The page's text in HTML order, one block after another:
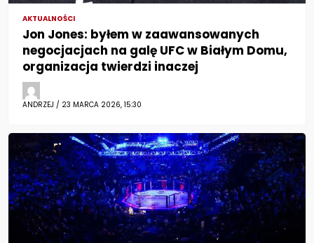
AKTUALNOŚCI
Jon Jones: byłem w zaawansowanych
negocjacjach na galę UFC w Białym Domu,
organizacja twierdzi inaczej
ANDRZEJ / 23 MARCA 2026, 15:30